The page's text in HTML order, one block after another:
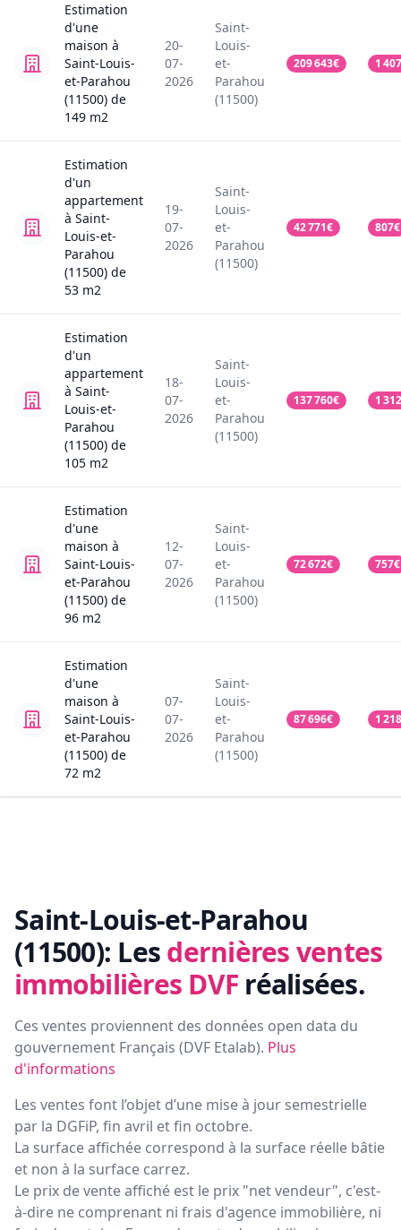
Estimation
d'une
maison à
Saint-Louis-
et-Parahou
(11500) de
149 m2
20-
07-
2026
Saint-
Louis-
et-
Parahou
(11500)
209 643€ 1 407
Estimation
d'un
appartement
à Saint-
Louis-et-
Parahou
(11500) de
53 m2
19-
07-
2026
Saint-
Louis-
et-
Parahou
(11500)
42 771€ 807€
Estimation
d'un
appartement
à Saint-
Louis-et-
Parahou
(11500) de
105 m2
18-
07-
2026
Saint-
Louis-
et-
Parahou
(11500)
137 760€ 1 312
Estimation
d'une
maison à
Saint-Louis-
et-Parahou
(11500) de
96 m2
12-
07-
2026
Saint-
Louis-
et-
Parahou
(11500)
72 672€ 757€
Estimation
d'une
maison à
Saint-Louis-
et-Parahou
(11500) de
72 m2
07-
07-
2026
Saint-
Louis-
et-
Parahou
(11500)
87 696€ 1 218
Saint-Louis-et-Parahou
(11500): Lesdernières ventes
immobilières DVF réalisées.
Ces ventes proviennent des données open data du
gouvernement Français (DVF Etalab). Plus
d'informations
Les ventes font l’objet d’une mise à jour semestrielle
par la DGFiP, fin avril et fin octobre.
La surface affichée correspond à la surface réelle bâtie
et non à la surface carrez.
Le prix de vente affiché est le prix "net vendeur", c'est-
à-dire ne comprenant ni frais d'agence immobilière, ni